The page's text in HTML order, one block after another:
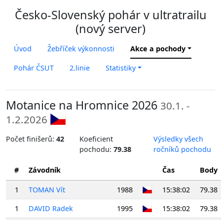
Česko-Slovenský pohár v ultratrailu
(nový server)
Úvod Žebříček výkonnosti Akce a pochody
Pohár ČSUT 2.linie Statistiky
Motanice na Hromnice 2026 30.1. -
1.2.2026
Počet finišerů: 42
Koeficient
pochodu:79.38
Výsledky všech
ročníků pochodu
# Závodník Čas Body
1 TOMAN Vít 1988 15:38:02
79.38
1
DAVID Radek 1995 15:38:02
79.38